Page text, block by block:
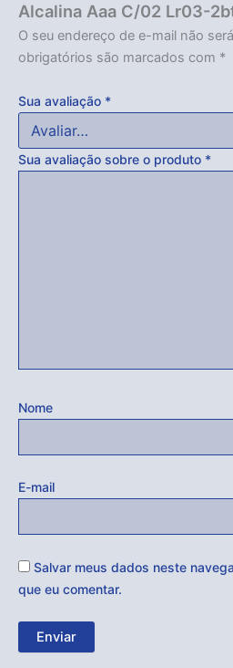
Acabou
Alcalina Aaa C/02 Lr03-
O seu endereço de e-mail não
obrigatórios são marcados com *
Sua avaliação *
Sua avaliação sobre o produto *
Nome
E-mail
Salvar meus dados neste
que eu comentar.